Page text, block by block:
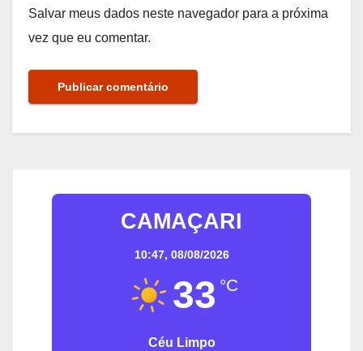
Salvar meus dados neste navegador para a próxima
vez que eu comentar.
CAMAÇARI
10:47, 08/08/2026
33 °C
Céu Limpo